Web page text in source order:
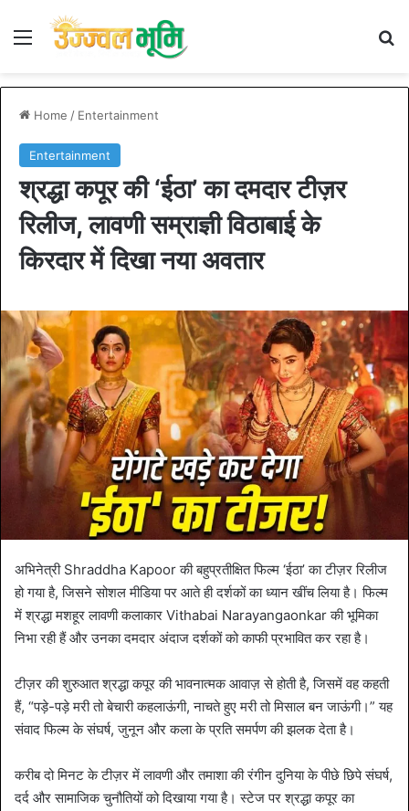
Menu
Home / Entertainment
Entertainment
श्रद्धा कपूर की ‘ईठा’ का दमदार टीज़र
रिलीज, लावणी सम्राज्ञी विठाबाई के
किरदार में दिखा नया अवतार
अभिनेत्री Shraddha Kapoor की बहुप्रतीक्षित फिल्म ‘ईठा’ का टीज़र रिलीज
हो गया है, जिसने सोशल मीडिया पर आते ही दर्शकों का ध्यान खींच लिया है। फिल्म
में श्रद्धा मशहूर लावणी कलाकार Vithabai Narayangaonkar की भूमिका
निभा रही हैं और उनका दमदार अंदाज दर्शकों को काफी प्रभावित कर रहा है।
टीज़र की शुरुआत श्रद्धा कपूर की भावनात्मक आवाज़ से होती है, जिसमें वह कहती
हैं, “पड़े-पड़े मरी तो बेचारी कहलाऊंगी, नाचते हुए मरी तो मिसाल बन जाऊंगी।” यह
संवाद फिल्म के संघर्ष, जुनून और कला के प्रति समर्पण की झलक देता है।
करीब दो मिनट के टीज़र में लावणी और तमाशा की रंगीन दुनिया के पीछे छिपे संघर्ष,
दर्द और सामाजिक चुनौतियों को दिखाया गया है। स्टेज पर श्रद्धा कपूर का